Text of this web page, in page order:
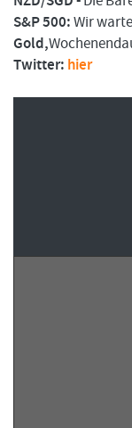
S&P 500:Wir
Gold,
Twitter: hier